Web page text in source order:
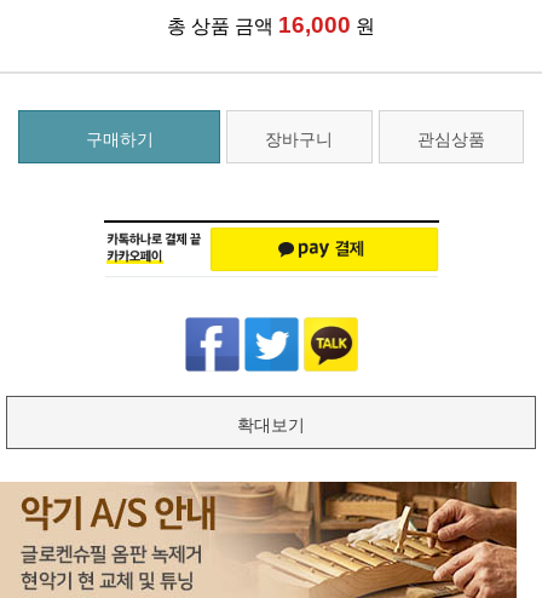
총 상품 금액 16,000 원
구매하기 장바구니 관심상품
확대보기